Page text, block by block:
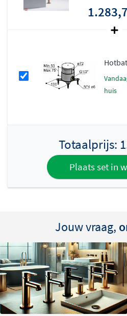
Te combineren met de
van Hotbath
kranen en accessoires die
samenhangende en stijlvolle
Italiaans vakmanschap
Gemaakt van massief messing of
stijlvolle Italiaanse design geeft
en elegante uitstraling.
Kies voor de
Hotbath Cobber
badmengkraanen ervaar het
vandaag besteld, dinsdag in
huis
Totaalprijs:
Plaats set in
Jouw vraag,